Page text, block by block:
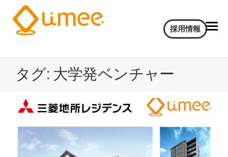
Technologies
株式会社
ン
サ
イ
ト
AI
電
気
採用情報
タグ: 大学発ベンチャー